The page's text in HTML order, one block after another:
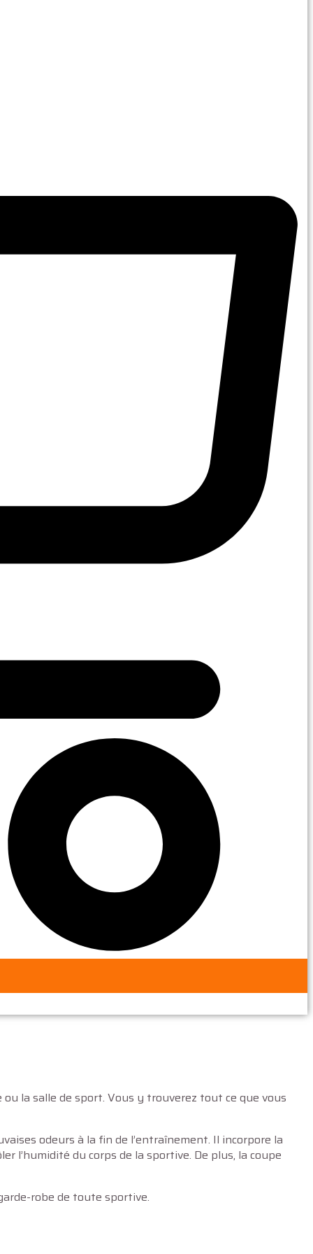
la salle de sport. Vous y trouverez tout ce que vous
odeurs à la fin de l’entraînement. Il incorpore la
l’humidité du corps de la sportive. De plus, la coupe
robe de toute sportive.